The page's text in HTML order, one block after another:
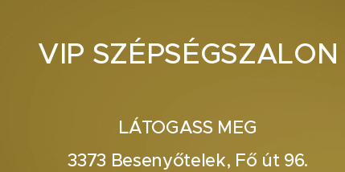
VIP SZÉPSÉGSZALON
LÁTOGASS MEG
3373 Besenyőtelek, Fő út 96.